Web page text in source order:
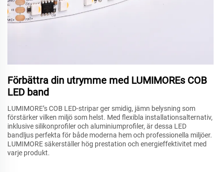
Förbättra din utrymme med LUMIMOREs COB
LED band
LUMIMORE’s COB LED-stripar ger smidig, jämn belysning som
förstärker vilken miljö som helst. Med flexibla installationsalternativ,
inklusive silikonprofiler och aluminiumprofiler, är dessa LED
bandljus perfekta för både moderna hem och professionella miljöer.
LUMIMORE säkerställer hög prestation och energieffektivitet med
varje produkt.